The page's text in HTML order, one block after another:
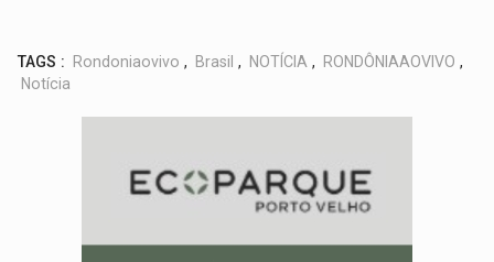
TAGS : Rondoniaovivo , Brasil , NOTÍCIA , RONDÔNIAAOVIVO ,
Notícia